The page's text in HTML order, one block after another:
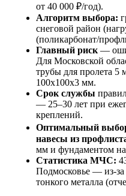
от 40 000 ₽/год).
Алгоритм выбора:
снеговой район
(поликарбонат/
Главный риск —
Для Московской
трубы для пролета
100x100x3 мм.
Срок службы
— 25–30 лет при
креплений.
Оптимальный
навесы из
мм и фундаментом
Статистика МЧС:
Подмосковье — из-
тонкого металла